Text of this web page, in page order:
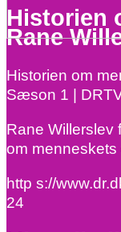
Historien
Rane
Historien om
Sæson 1 |
Rane Willerslev
om
http s://
24